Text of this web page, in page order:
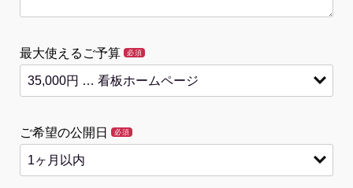
最大使えるご予算 必須
ご希望の公開日 必須